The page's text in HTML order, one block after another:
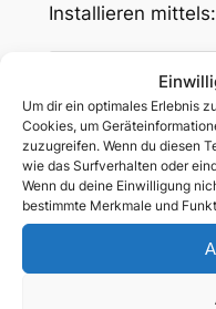
Um dir ein optimales Erlebnis
Cookies, um
zuzugreifen. Wenn du diesen
wie das Surfverhalten oder
Wenn du deine Einwilligung
bestimmte Merkmale und
Installieren mittels:
Danach dann die
sudo amdgpu-install
In den Logs
update-
/lib/